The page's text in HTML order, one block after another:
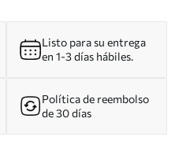
Listo para su entrega
en 1-3 días hábiles.
Política de reembolso
de 30 días